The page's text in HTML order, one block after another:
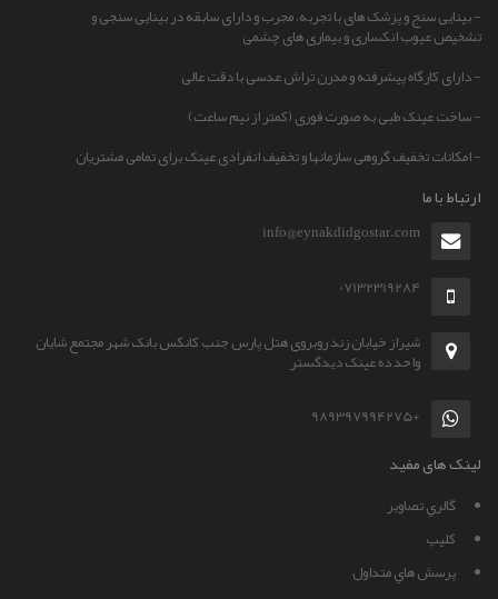
- بینایی سنج و پزشک های با تجربه، مجرب و دارای سابقه در بینایی سنجی و
تشخیص عیوب انکساری و بیماری های چشمی
- دارای کارگاه پیشرفته و مدرن تراش عدسی با دقت عالی
- ساخت عینک طبی به صورت فوری (کمتر از نیم ساعت)
- امکانات تخفیف گروهی سازمانها و تخفیف انفرادی عینک برای تمامی مشتریان
ارتباط با ما
info@eynakdidgostar.com
07132319284
شیراز خیابان زند روبروی هتل پارس جنب کانکس بانک شهر مجتمع شایان
واحد ده عینک دیدگستر
+989397994275
لینک های مفید
گالري تصاوير
کليپ
پرسش هاي متداول